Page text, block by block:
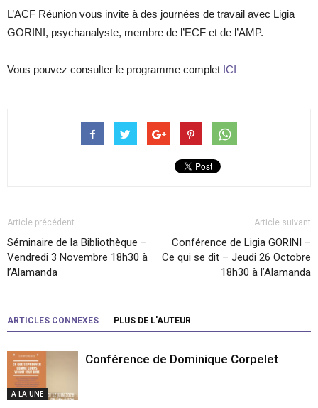
L’ACF Réunion vous invite à des journées de travail avec Ligia
GORINI, psychanalyste, membre de l’ECF et de l’AMP.
Vous pouvez consulter le programme complet ICI
Article précédent
Séminaire de la Bibliothèque –
Vendredi 3 Novembre 18h30 à
l’Alamanda
Article suivant
Conférence de Ligia GORINI –
Ce qui se dit – Jeudi 26 Octobre
18h30 à l’Alamanda
ARTICLES CONNEXES PLUS DE L'AUTEUR
A LA UNE
Conférence de Dominique Corpelet